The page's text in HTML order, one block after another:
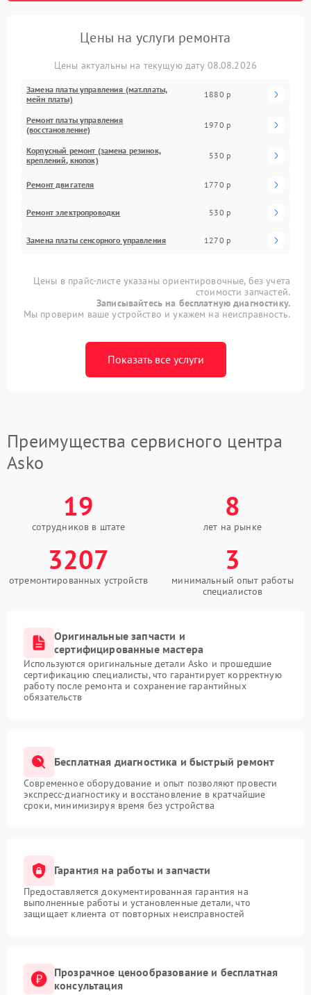
Цены на услуги ремонта
Цены актуальны на текущую дату 08.08.2026
Замена платы управления (мат.платы,
мейн платы)
1880 р
Ремонт платы управления
(восстановление)
1970 р
Корпусный ремонт (замена резинок,
креплений, кнопок)
530 р
Ремонт двигателя 1770 р
Ремонт электропроводки 530 р
Замена платы сенсорного управления 1270 р
Цены в прайс-листе указаны ориентировочные, без учета
стоимости запчастей.
Записывайтесь на бесплатную диагностику.
Мы проверим ваше устройство и укажем на неисправность.
Показать все услуги
Преимущества сервисного центра
Asko
19
сотрудников в штате
8
лет на рынке
3207
отремонтированных устройств
3
минимальный опыт работы
специалистов
Оригинальные запчасти и
сертифицированные мастера
Используются оригинальные детали Asko и прошедшие
сертификацию специалисты, что гарантирует корректную
работу после ремонта и сохранение гарантийных
обязательств
Бесплатная диагностика и быстрый ремонт
Современное оборудование и опыт позволяют провести
экспресс-диагностику и восстановление в кратчайшие
сроки, минимизируя время без устройства
Гарантия на работы и запчасти
Предоставляется документированная гарантия на
выполненные работы и установленные детали, что
защищает клиента от повторных неисправностей
Прозрачное ценообразование и бесплатная
консультация